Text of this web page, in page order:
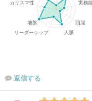
返信する